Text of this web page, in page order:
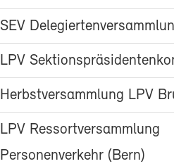
SEV
LPV
Herbstversammlung LPV
LPV Ressortversammlung
Personenverkehr (Bern)